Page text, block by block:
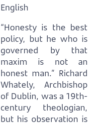
English
“Honesty is the best
policy, but he who is
governed by that
maxim is not an
honest man.” Richard
Whately, Archbishop
of Dublin, was a 19th-
century theologian,
but his observation is